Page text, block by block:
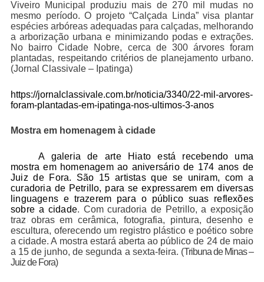
Viveiro Municipal produziu mais de 270 mil mudas no
mesmo período. O projeto “Calçada Linda” visa plantar
espécies arbóreas adequadas para calçadas, melhorando
a arborização urbana e minimizando podas e extrações.
No bairro Cidade Nobre, cerca de 300 árvores foram
plantadas, respeitando critérios de planejamento urbano.
(Jornal Classivale – Ipatinga)
https://jornalclassivale.com.br/noticia/3340/22-mil-arvores-
foram-plantadas-em-ipatinga-nos-ultimos-3-anos
Mostra em homenagem à cidade
A galeria de arte Hiato está recebendo uma
mostra em homenagem ao aniversário de 174 anos de
Juiz de Fora. São 15 artistas que se uniram, com a
curadoria de Petrillo, para se expressarem em diversas
linguagens e trazerem para o público suas reflexões
sobre a cidade. Com curadoria de Petrillo, a exposição
traz obras em cerâmica, fotografia, pintura, desenho e
escultura, oferecendo um registro plástico e poético sobre
a cidade. A mostra estará aberta ao público de 24 de maio
a 15 de junho, de segunda a sexta-feira. (Tribuna de Minas –
Juiz de Fora)